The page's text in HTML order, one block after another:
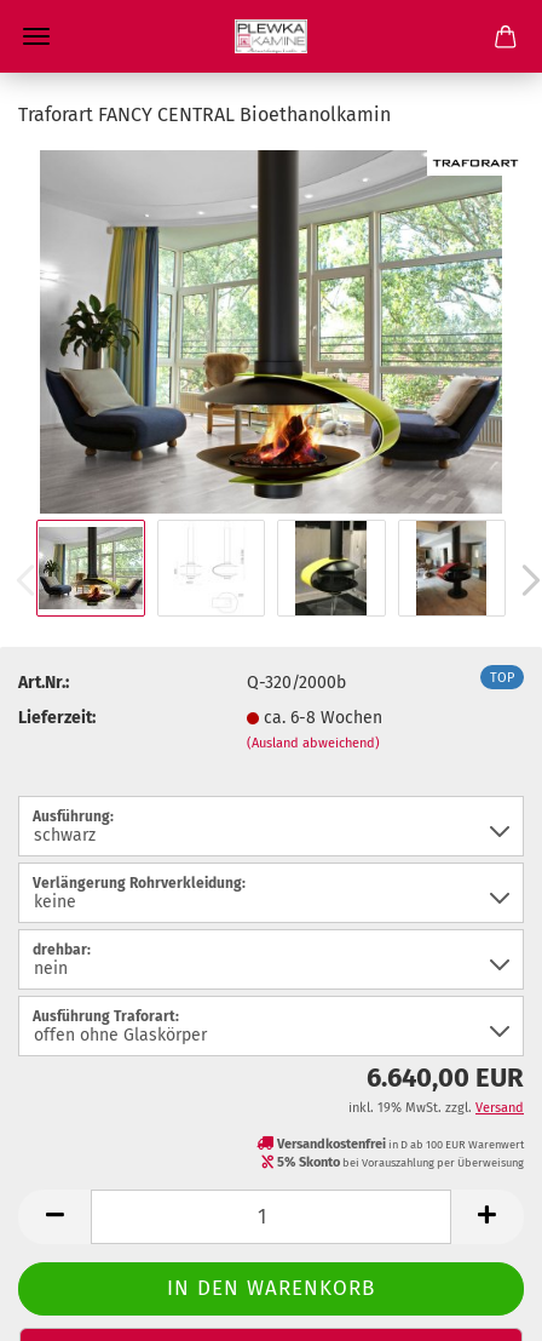
Traforart FANCY CENTRAL Bioethanolkamin
TOP
Art.Nr.:
Q-320/2000b
Lieferzeit:
ca. 6-8 Wochen
(Ausland abweichend)
Ausführung:
Verlängerung Rohrverkleidung:
drehbar:
Ausführung Traforart:
6.640,00 EUR
inkl. 19% MwSt. zzgl. Versand
Versandkostenfrei in D ab 100 EUR Warenwert
5% Skonto bei Vorauszahlung per Überweisung